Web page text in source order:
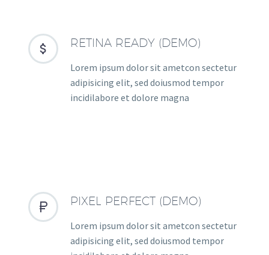

 RETINA READY (DEMO)
Lorem ipsum dolor sit ametcon sectetur
adipisicing elit, sed doiusmod tempor
incidilabore et dolore magna

 PIXEL PERFECT (DEMO)
Lorem ipsum dolor sit ametcon sectetur
adipisicing elit, sed doiusmod tempor